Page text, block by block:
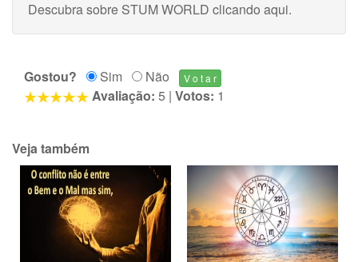
Descubra sobre STUM WORLD clicando aqui.
Gostou? Sim
Não
Avaliação: 5 | Votos: 1
Veja também